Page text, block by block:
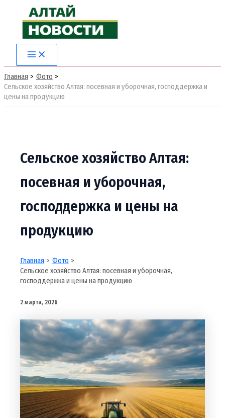
содержимому
Main
Menu
Главная
Фото
Сельское хозяйство Алтая: посевная и уборочная, господдержка и
цены на продукцию
Сельское хозяйство Алтая:
посевная и уборочная,
господдержка и цены на
продукцию
Главная
Фото
Сельское хозяйство Алтая: посевная и уборочная,
господдержка и цены на продукцию
2 марта, 2026